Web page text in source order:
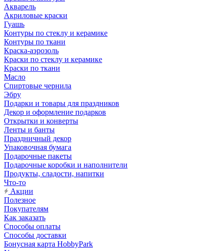
Акварель
Акриловые краски
Гуашь
Контуры по стеклу и керамике
Контуры по ткани
Краска-аэрозоль
Краски по стеклу и керамике
Краски по ткани
Масло
Спиртовые чернила
Эбру
Подарки и товары для праздников
Декор и оформление подарков
Открытки и конверты
Ленты и банты
Праздничный декор
Упаковочная бумага
Подарочные пакеты
Подарочные коробки и наполнители
Продукты, сладости, напитки
Что-то
Акции
Полезное
Покупателям
Как заказать
Способы оплаты
Способы доставки
Бонусная карта HobbyPark